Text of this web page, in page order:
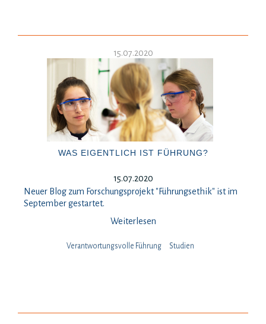
15.07.2020
WAS EIGENTLICH IST FÜHRUNG?
15.07.2020
Neuer Blog zum Forschungsprojekt "Führungsethik" ist im
September gestartet.
Weiterlesen
Verantwortungsvolle Führung Studien